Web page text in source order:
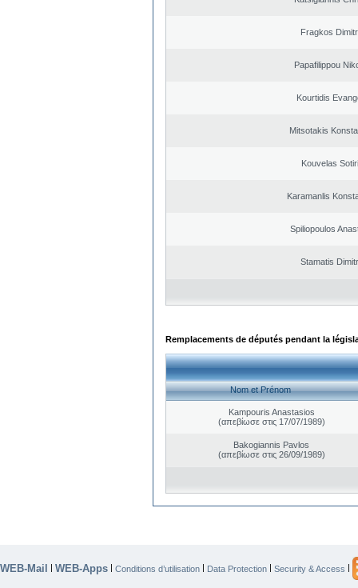
Fragkos
Papafilippou
Kourtidis
Mitsotakis
Kouvelas
Karamanlis
Spiliopoulos
Stamatis
Remplacements de députés pendant la
Nom et Prénom
Kampouris Anastasios
(απεβίωσε στις 17/07/1989)
Bakogiannis Pavlos
(απεβίωσε στις 26/09/1989)
WEB-Mail | WEB-Apps | Conditions d’utilisation | Data Protection | Security & Access |